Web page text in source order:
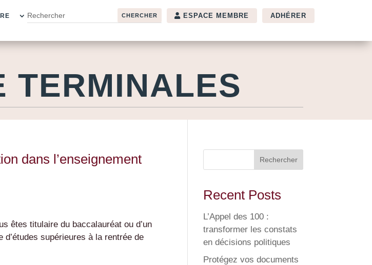
ESPACE MEMBRE ADHÉRER
TERMINALES
dans l’enseignement
êtes titulaire du baccalauréat ou d’un
supérieures à la rentrée de
Rechercher
Recent Posts
L’Appel des 100 :
transformer les constats
en décisions politiques
Protégez vos documents